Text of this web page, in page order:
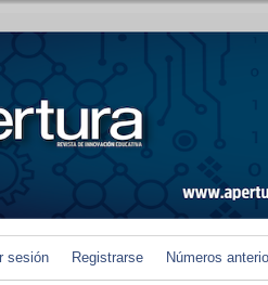
sesión Registrarse Números